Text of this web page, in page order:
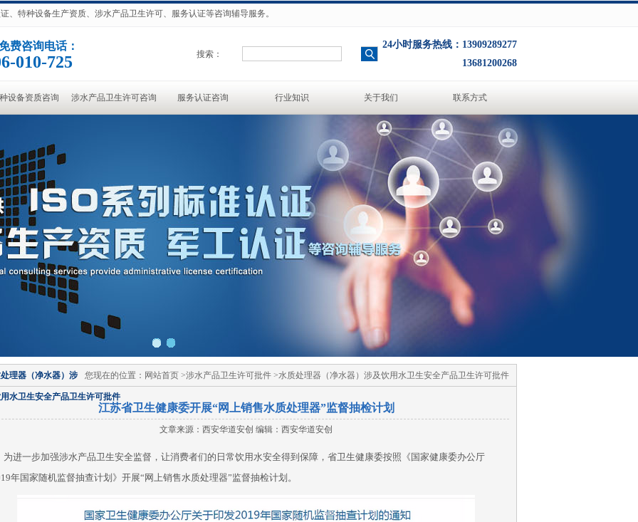
、特种设备生产资质、涉水产品卫生许可、服务认证等咨询辅导服务。
费咨询电话：
010-725 搜索：
24小时服务热线：13909289277
13681200268
设备资质咨询 涉水产品卫生许可咨询 服务认证咨询 行业知识 关于我们 联系方式
您现在的位置：网站首页 >涉水产品卫生许可批件 >水质处理器（净水器）涉及饮用水卫生安全产品卫生许可批件
理器（净水器）涉
水卫生安全产品卫生许可批件
江苏省卫生健康委开展“网上销售水质处理器”监督抽检计划
文章来源：西安华道安创 编辑：西安华道安创
进一步加强涉水产品卫生安全监督，让消费者们的日常饮用水安全得到保障，省卫生健康委按照《 国家健康委办公厅
年国家随机监督抽查计划 》开展“网上销售水质处理器”监督抽检计划。